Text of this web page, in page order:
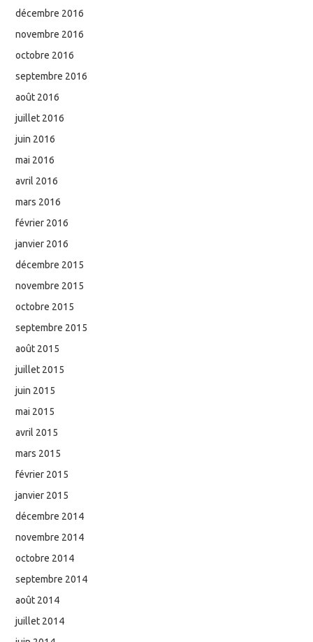
décembre 2016
novembre 2016
octobre 2016
septembre 2016
août 2016
juillet 2016
juin 2016
mai 2016
avril 2016
mars 2016
février 2016
janvier 2016
décembre 2015
novembre 2015
octobre 2015
septembre 2015
août 2015
juillet 2015
juin 2015
mai 2015
avril 2015
mars 2015
février 2015
janvier 2015
décembre 2014
novembre 2014
octobre 2014
septembre 2014
août 2014
juillet 2014